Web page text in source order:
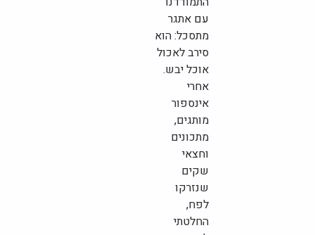
עם אתגר
מתסכל: הוא
סירב לאכול
אוכל יבש.
אחרי
אינספור
מותגים,
מתכונים
וחצאי
שקים
שנזרקו
לפח,
החלטתי